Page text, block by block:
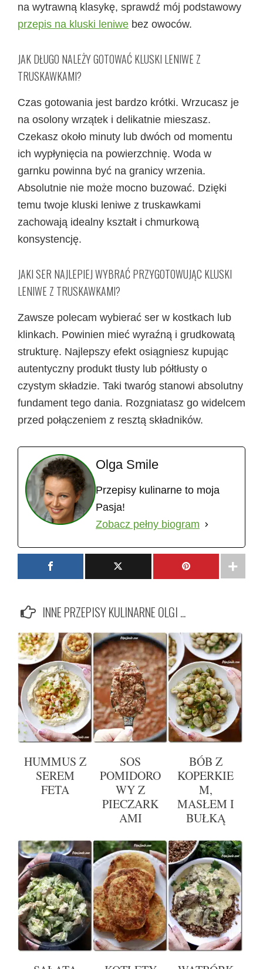
na wytrawną klasykę, sprawdź mój podstawowy
przepis na kluski leniwe bez owoców.
JAK DŁUGO NALEŻY GOTOWAĆ KLUSKI LENIWE Z
TRUSKAWKAMI?
Czas gotowania jest bardzo krótki. Wrzucasz je
na osolony wrzątek i delikatnie mieszasz.
Czekasz około minuty lub dwóch od momentu
ich wypłynięcia na powierzchnię. Woda w
garnku powinna być na granicy wrzenia.
Absolutnie nie może mocno buzować. Dzięki
temu twoje kluski leniwe z truskawkami
zachowają idealny kształt i chmurkową
konsystencję.
JAKI SER NAJLEPIEJ WYBRAĆ PRZYGOTOWUJĄC KLUSKI
LENIWE Z TRUSKAWKAMI?
Zawsze polecam wybierać ser w kostkach lub
klinkach. Powinien mieć wyraźną i grudkowatą
strukturę. Najlepszy efekt osiągniesz kupując
autentyczny produkt tłusty lub półtłusty o
czystym składzie. Taki twaróg stanowi absolutny
fundament tego dania. Rozgniatasz go widelcem
przed połączeniem z resztą składników.
Olga Smile
Przepisy kulinarne to moja
Pasja!
Zobacz pełny biogram
INNE PRZEPISY KULINARNE OLGI ...
HUMMUS Z
SEREM
FETA
SOS
POMIDORO
WY Z
PIECZARK
AMI
BÓB Z
KOPERKIE
M,
MASŁEM I
BUŁKĄ